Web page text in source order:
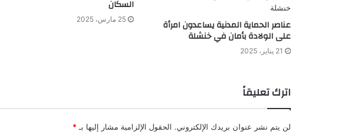
عناصر الحماية المدنية يساعدون امرأة
على الولادة بأمان في خنشلة
21 يناير، 2025
السكان
25 مارس، 2025
اترك تعليقاً
لن يتم نشر عنوان بريدك الإلكتروني. الحقول الإلزامية مشار إليها بـ *